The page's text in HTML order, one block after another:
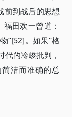
前到战后的思想
田欢一曾道：
”[52]。如果“格
代的冷峻批判，
洁而准确的总